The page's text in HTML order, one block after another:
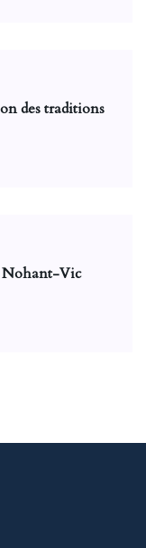
des traditions
Nohant-Vic